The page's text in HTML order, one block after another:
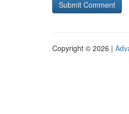
Copyright © 2026 |